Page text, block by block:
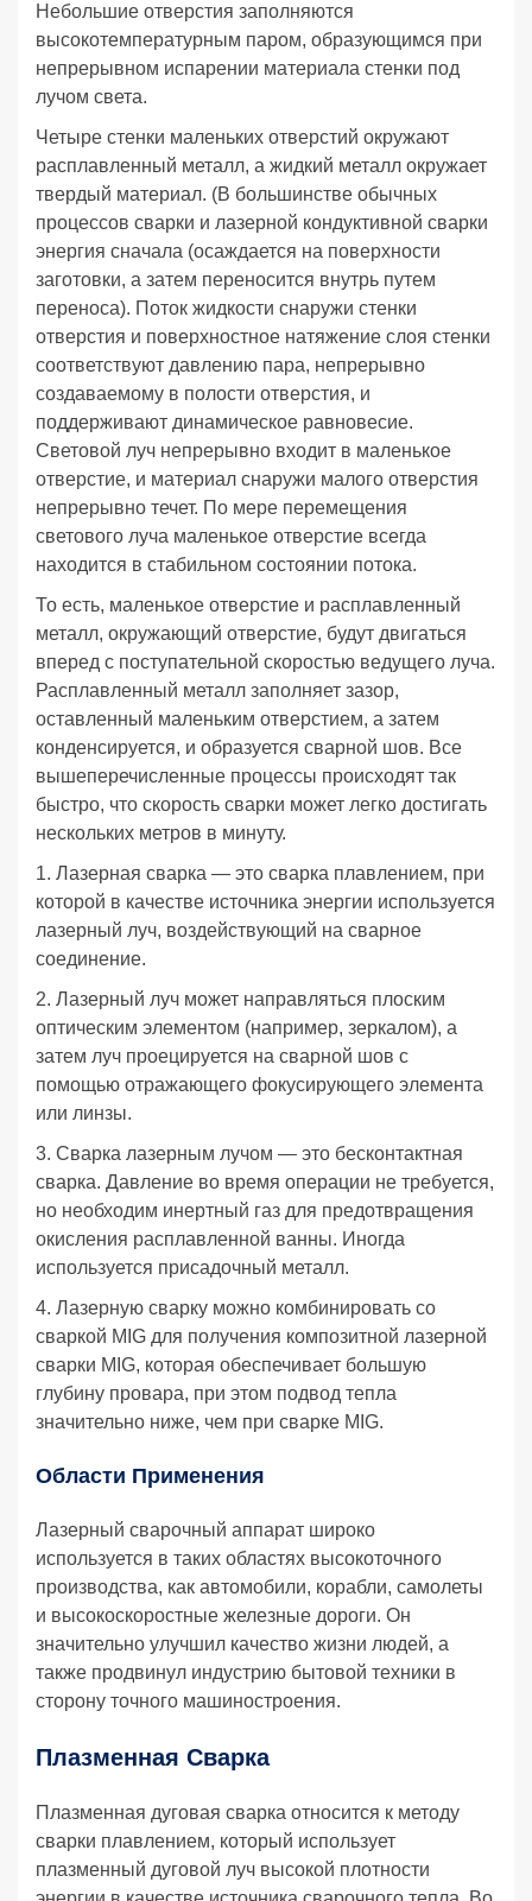
Небольшие отверстия заполняются
высокотемпературным паром, образующимся при
непрерывном испарении материала стенки под
лучом света.
Четыре стенки маленьких отверстий окружают
расплавленный металл, а жидкий металл окружает
твердый материал. (В большинстве обычных
процессов сварки и лазерной кондуктивной сварки
энергия сначала (осаждается на поверхности
заготовки, а затем переносится внутрь путем
переноса). Поток жидкости снаружи стенки
отверстия и поверхностное натяжение слоя стенки
соответствуют давлению пара, непрерывно
создаваемому в полости отверстия, и
поддерживают динамическое равновесие.
Световой луч непрерывно входит в маленькое
отверстие, и материал снаружи малого отверстия
непрерывно течет. По мере перемещения
светового луча маленькое отверстие всегда
находится в стабильном состоянии потока.
То есть, маленькое отверстие и расплавленный
металл, окружающий отверстие, будут двигаться
вперед с поступательной скоростью ведущего луча.
Расплавленный металл заполняет зазор,
оставленный маленьким отверстием, а затем
конденсируется, и образуется сварной шов. Все
вышеперечисленные процессы происходят так
быстро, что скорость сварки может легко достигать
нескольких метров в минуту.
1. Лазерная сварка — это сварка плавлением, при
которой в качестве источника энергии используется
лазерный луч, воздействующий на сварное
соединение.
2. Лазерный луч может направляться плоским
оптическим элементом (например, зеркалом), а
затем луч проецируется на сварной шов с
помощью отражающего фокусирующего элемента
или линзы.
3. Сварка лазерным лучом — это бесконтактная
сварка. Давление во время операции не требуется,
но необходим инертный газ для предотвращения
окисления расплавленной ванны. Иногда
используется присадочный металл.
4. Лазерную сварку можно комбинировать со
сваркой MIG для получения композитной лазерной
сварки MIG, которая обеспечивает большую
глубину провара, при этом подвод тепла
значительно ниже, чем при сварке MIG.
Области Применения
Лазерный сварочный аппарат широко
используется в таких областях высокоточного
производства, как автомобили, корабли, самолеты
и высокоскоростные железные дороги. Он
значительно улучшил качество жизни людей, а
также продвинул индустрию бытовой техники в
сторону точного машиностроения.
Плазменная Сварка
Плазменная дуговая сварка относится к методу
сварки плавлением, который использует
плазменный дуговой луч высокой плотности